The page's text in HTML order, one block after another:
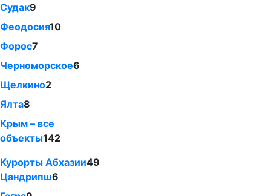
Судак9
Феодосия10
Форос7
Черноморское6
Щелкино2
Ялта8
Крым – все
объекты142
Курорты Абхазии49
Цандрипш6